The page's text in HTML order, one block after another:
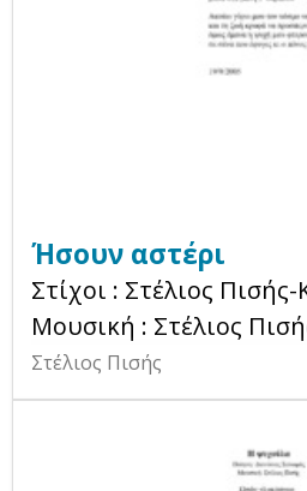
Ήσουν αστέρι
Στίχοι : Στέλιος
Μουσική : Στέλιος
Στέλιος Πισής